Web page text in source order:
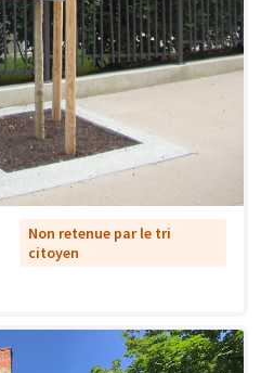
Non retenue par le tri
citoyen